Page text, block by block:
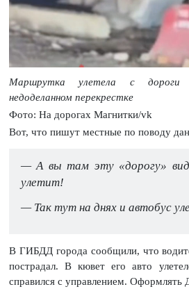
Маршрутка улетела с дороги
недоделанном перекрестке
Фото: На дорогах Магнитки/vk
Вот, что пишут местные по поводу
— А вы там эту «дорогу»
улетит!
— Так тут на днях и автобус
В ГИБДД города сообщили, что
пострадал. В кювет его авто
справился с управлением. Оформлять